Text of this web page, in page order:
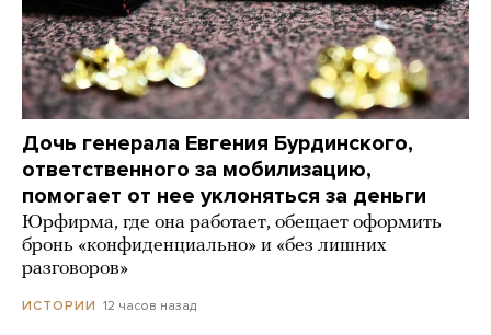
Дочь генерала Евгения Бурдинского,
ответственного за мобилизацию,
помогает от нее уклоняться за деньги
Юрфирма, где она работает, обещает оформить
бронь «конфиденциально» и «без лишних
разговоров»
ИСТОРИИ 12 часов назад